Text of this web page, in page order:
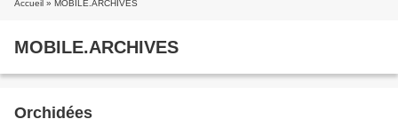
Accueil » MOBILE.ARCHIVES
MOBILE.ARCHIVES
Orchidées